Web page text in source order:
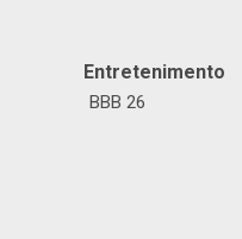
Entretenimento
BBB 26